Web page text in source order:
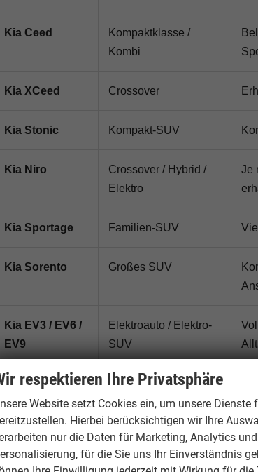
Kia Ceed
Kompaktklasse /
Kombi
Kia XCeed Crossover
Kia Stonic Kompakt-SUV
Kia Niro
Crossover / Hybrid /
Elektro
Je
Kia Sportage Familien-SUV
Kia Sorento Großes SUV
Kia EV3 / EV6 /
EV9
Elektroauto / Elektro-
SUV
Reimport: Für wen lohnt
Kia Reimportlohnt sich besonders für
und starkem Preis-Leistungs-Verhältnis
respektieren Ihre Privatsphäre
Website setzt Cookies ein, um unsere Dienste
Hierbei berücksichtigen wir Ihre
nur die Daten für Marketing, Analytics und
für die Sie uns Ihr Einverständnis